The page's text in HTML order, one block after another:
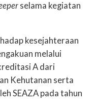
selama kegiatan
kesejahteraan
melalui
A dari
Kehutanan serta
SEAZA pada tahun